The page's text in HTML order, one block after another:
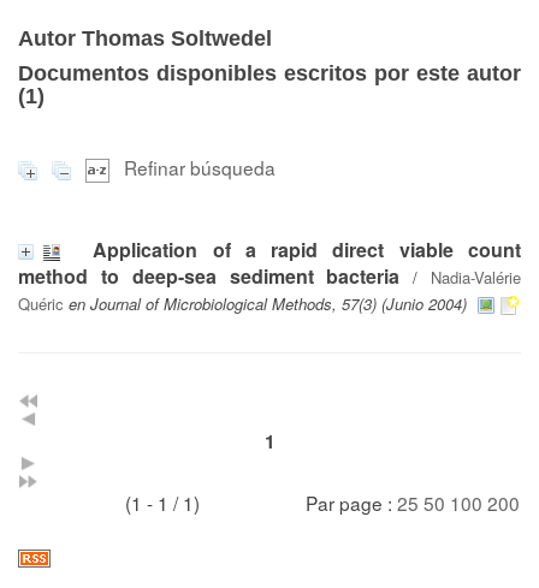
Autor Thomas Soltwedel
Documentos disponibles escritos por este autor
(1)
Refinar búsqueda
Application of a rapid direct viable count
method to deep-sea sediment bacteria / Nadia-Valérie
Quéric en Journal of Microbiological Methods, 57(3) (Junio 2004)
1
(1 - 1 / 1) Par page : 25 50 100 200